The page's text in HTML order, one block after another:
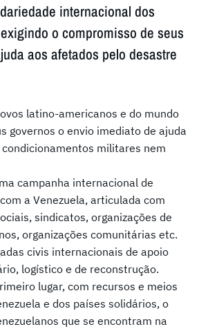
internacional dos
o compromisso de seus
aos afetados pelo desastre
latino-americanos e do mundo
governos o envio imediato de ajuda
militares nem
campanha internacional de
a Venezuela, articulada com
sindicatos, organizações de
organizações comunitárias etc.
civis internacionais de apoio
logístico e de reconstrução.
lugar, com recursos e meios
e dos países solidários, o
que se encontram na